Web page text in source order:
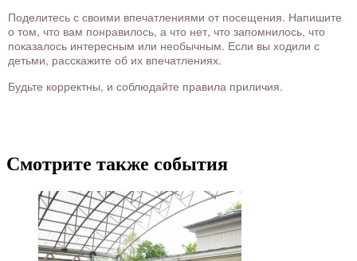
Поделитесь с своими впечатлениями от посещения. Напишите
о том, что вам понравилось, а что нет, что запомнилось, что
показалось интересным или необычным. Если вы ходили с
детьми, расскажите об их впечатлениях.
Будьте корректны, и соблюдайте правила приличия.
Смотрите также события